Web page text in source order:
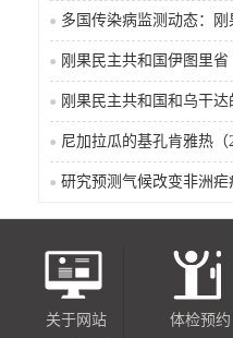
尼加拉瓜的基孔肯雅热（
关于网站
体检预约